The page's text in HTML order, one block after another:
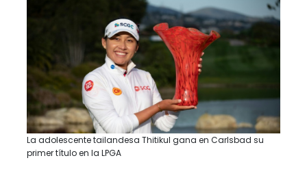
La adolescente tailandesa Thitikul gana en Carlsbad su
primer título en la LPGA